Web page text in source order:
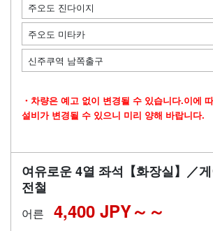
주오도 진다이지
주오도 미타카
신주쿠역 남쪽출구
・차량은 예고 없이 변경될 수 있습니다.이에
설비가 변경될 수 있으니 미리 양해 바랍니다.
여유로운 4열 좌석【화장실】／
전철
어른 4,400 JPY～